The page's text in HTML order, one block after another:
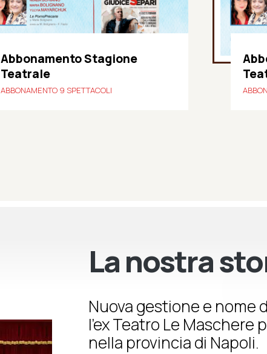
Abbonamento Stagione
Teatrale
ABBONAMENTO 9 SPETTACOLI
La nostra
Nuova gestione e nome
l’ex Teatro Le
nella provincia di Napoli.